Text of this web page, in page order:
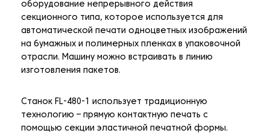
оборудование непрерывного действия
секционного типа, которое используется для
автоматической печати одноцветных изображений
на бумажных и полимерных пленках в упаковочной
отрасли. Машину можно встраивать в линию
изготовления пакетов.
Станок FL-480-1 использует традиционную
технологию – прямую контактную печать с
помощью секции эластичной печатной формы.